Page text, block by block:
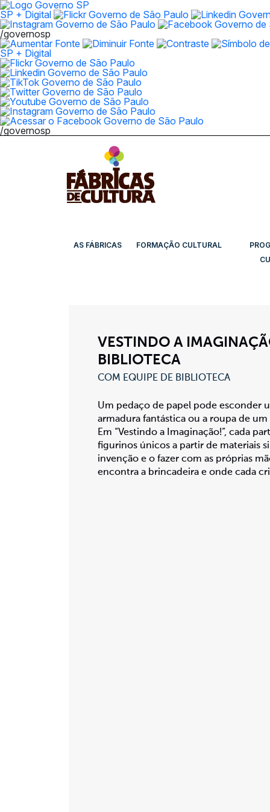
SP + Digital
/governosp
SP + Digital
/governosp
AS FÁBRICAS FORMAÇÃO CULTURAL
VESTINDO A
BIBLIOTECA
COM EQUIPE DE BIBLIOTECA
Um pedaço de papel pode esconder
armadura fantástica ou a roupa de
Em “Vestindo a Imaginação!”, cada
figurinos únicos a partir de materiais
invenção e o fazer com as próprias
encontra a brincadeira e onde cada